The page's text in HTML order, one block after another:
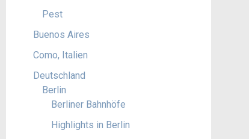
Pest
Buenos Aires
Como, Italien
Deutschland
Berlin
Berliner Bahnhöfe
Highlights in Berlin